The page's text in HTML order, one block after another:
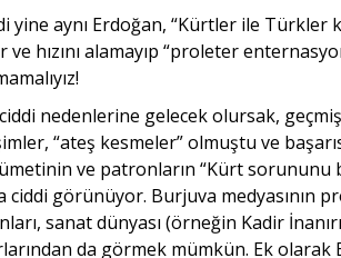
yine aynı Erdoğan, “Kürtler ile Türkler
ve hızını alamayıp “proleter
nedenlerine gelecek olursak,
“ateş kesmeler” olmuştu ve
ve patronların “Kürt sorununu
ciddi görünüyor. Burjuva medyasının
sanat dünyası (örneğin Kadir
da görmek mümkün. Ek